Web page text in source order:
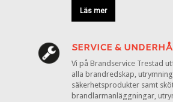
Läs mer
SERVICE &
Vi på Brandservice Trestad
alla brandredskap,
säkerhetsprodukter samt
brandlarmanläggningar,